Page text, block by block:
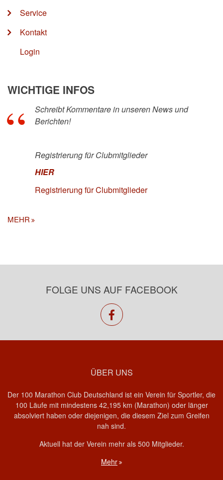
Service
Kontakt
Login
WICHTIGE INFOS
Schreibt Kommentare in unseren News und
Berichten!
Registrierung für Clubmitglieder
HIER
Registrierung für Clubmitglieder
MEHR
FOLGE UNS AUF FACEBOOK
facebook
ÜBER UNS
Der 100 Marathon Club Deutschland ist ein Verein für Sportler, die
100 Läufe mit mindestens 42,195 km (Marathon) oder länger
absolviert haben oder diejenigen, die diesem Ziel zum Greifen
nah sind.
Aktuell hat der Verein mehr als 500 Mitglieder.
Mehr